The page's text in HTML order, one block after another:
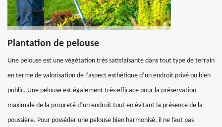
Plantation de pelouse
Une pelouse est une végétation très satisfaisante dans tout type de terrain
en terme de valorisation de l’aspect esthétique d’un endroit privé ou bien
public. Une pelouse est également très efficace pour la préservation
maximale de la propreté d’un endroit tout en évitant la présence de la
poussière. Pour posséder une pelouse bien harmonisé, il ne faut pas